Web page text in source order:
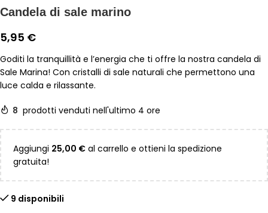
Candela di sale marino
5,95 €
Goditi la tranquillità e l’energia che ti offre la nostra candela di
Sale Marina! Con cristalli di sale naturali che permettono una
luce calda e rilassante.
8 prodotti venduti nell'ultimo 4 ore
Aggiungi 25,00 € al carrello e ottieni la spedizione
gratuita!
9 disponibili